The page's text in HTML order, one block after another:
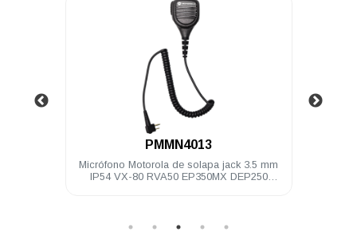
PMMN4013
Micrófono Motorola de solapa jack 3.5 mm
IP54 VX-80 RVA50 EP350MX DEP250